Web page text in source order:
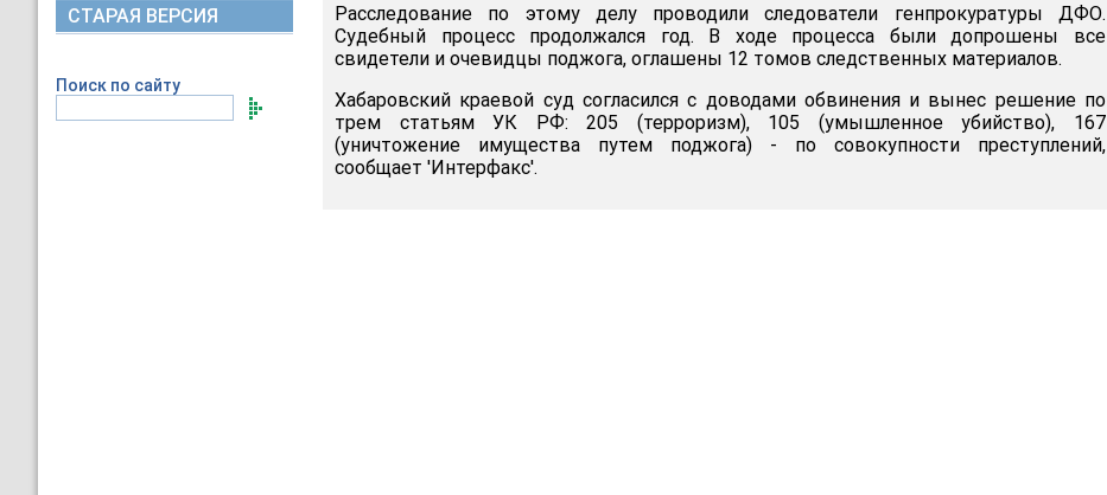
СТАРАЯ ВЕРСИЯ
Поиск по сайту
Расследование по этому делу проводили следователи генпрокуратуры ДФО.
Судебный процесс продолжался год. В ходе процесса были допрошены все
свидетели и очевидцы поджога, оглашены 12 томов следственных материалов.
Хабаровский краевой суд согласился с доводами обвинения и вынес решение по
трем статьям УК РФ: 205 (терроризм), 105 (умышленное убийство), 167
(уничтожение имущества путем поджога) - по совокупности преступлений,
сообщает 'Интерфакс'.